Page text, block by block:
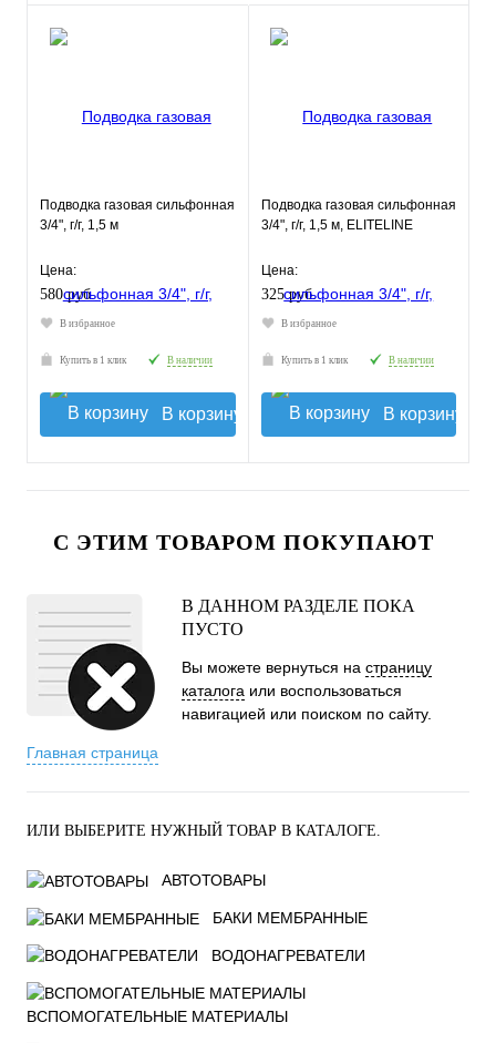
Подводка газовая сильфонная
3/4", г/г, 1,5 м
Цена:
580 руб.
В избранное
Купить в 1 клик В наличии
В корзину
Подводка газовая сильфонная
3/4", г/г, 1,5 м, ELITELINE
Цена:
325 руб.
В избранное
Купить в 1 клик В наличии
В корзину
С ЭТИМ ТОВАРОМ ПОКУПАЮТ
В ДАННОМ РАЗДЕЛЕ ПОКА
ПУСТО
Вы можете вернуться на страницу
каталога или воспользоваться
навигацией или поиском по сайту.
Главная страница
ИЛИ ВЫБЕРИТЕ НУЖНЫЙ ТОВАР В КАТАЛОГЕ.
АВТОТОВАРЫ
БАКИ МЕМБРАННЫЕ
ВОДОНАГРЕВАТЕЛИ
ВСПОМОГАТЕЛЬНЫЕ МАТЕРИАЛЫ